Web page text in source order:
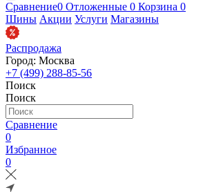
Сравнение0 Отложенные 0 Корзина 0
Шины Акции Услуги Магазины
Распродажа
Город: Москва
+7 (499) 288-85-56
Поиск
Поиск
Сравнение
0
Избранное
0